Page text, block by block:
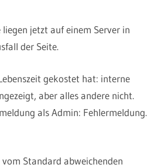
jetzt auf einem Server in
der Seite.
gekostet hat: interne
aber alles andere nicht.
als Admin: Fehlermeldung.
Standard abweichenden